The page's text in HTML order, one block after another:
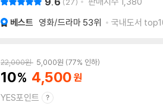
베스트 영화/드라마 53위 국내도서
22,000원 5,000원 77% 인하
10 4,500
YES포인트